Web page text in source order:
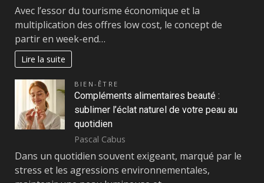
Avec l’essor du tourisme économique et la
multiplication des offres low cost, le concept de
partir en week-end…
Lire la suite
BIEN-ÊTRE
Compléments alimentaires beauté :
sublimer l’éclat naturel de votre peau au
quotidien
Pascal Cabus
Dans un quotidien souvent exigeant, marqué par le
stress et les agressions environnementales,